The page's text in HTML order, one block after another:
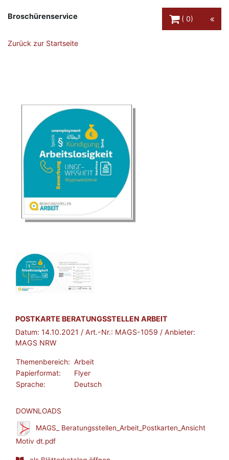
Broschürenservice
0
Zurück zur Startseite
BROSCHÜRE:
POSTKARTE BERATUNGSSTELLEN ARBEIT
Datum: 14.10.2021 / Art.-Nr.: MAGS-1059 / Anbieter:
MAGS NRW
Themenbereich: Arbeit
Papierformat:
Flyer
Sprache:
Deutsch
DOWNLOADS
MAGS_ Beratungsstellen_Arbeit_Postkarten_Ansicht
Motiv dt.pdf